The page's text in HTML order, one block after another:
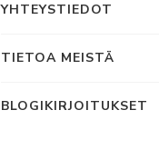
YHTEYSTIEDOT
TIETOA MEISTÄ
BLOGIKIRJOITUKSET